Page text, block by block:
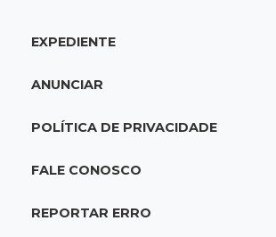
Escolas municipais lideram notas
às quartas da Copa do Brasil
EXPEDIENTE
ANUNCIAR
POLÍTICA DE PRIVACIDADE
FALE CONOSCO
REPORTAR ERRO